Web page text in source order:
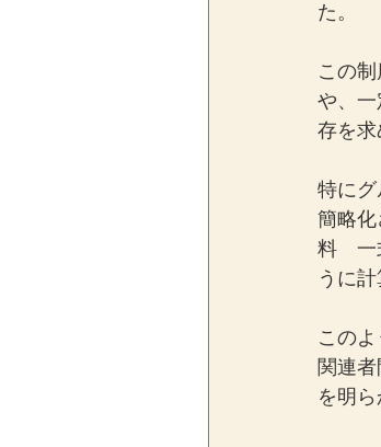
た。
この
や、
存を求
特に
簡略
料　
うに
この
関連
を明